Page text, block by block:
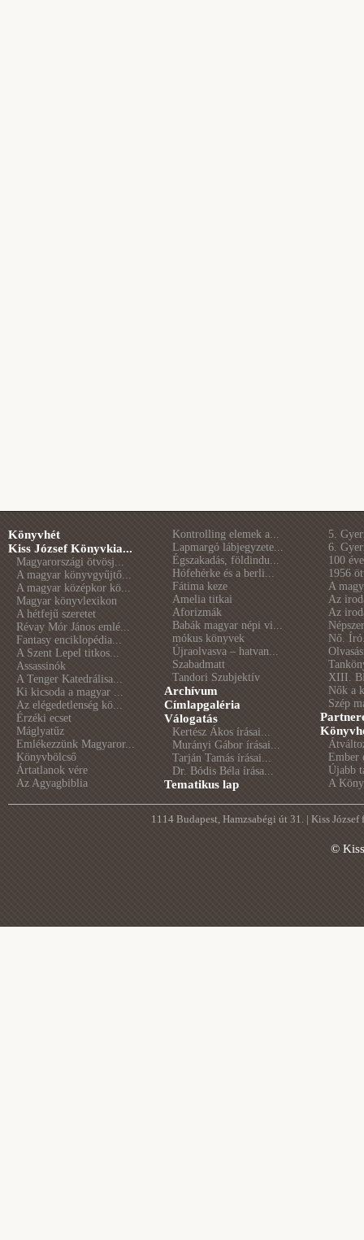
Könyvhét
Kiss József Könyvkia...
Magyarországi ötvösj...
A magyar könyvgyűjtő...
A magyar középkor kö...
Magyar könyvlexikon
A hétfejű szeretet
Révay Mór János emlé...
Fantasy enciklopédia...
A Szent Lepel titkos...
Assassinók
A Tenger Katedrálisa...
Ki kicsoda a magyar ...
Az elégedetlenség kö...
Érzéki ecset
Máglyatűz
Emlékezzünk Magyaror...
Könyvbölcső
Ártatlanok vére
Az Agyagbiblia
Kontrolling elemek a...
Lapmargó lábjegyzete...
Égszakadás, földindu...
Hófehérke és a berli...
Fátima keze
Amelia titkai
Aforizmák
Babák magyar népi vi...
mókus könyvek
Újraolvasva – hatvan...
Szabadmatt
Tandori Szubjektív
Archívum
Címlapgaléria
Válogatás
Kertész Ákos írásai...
Murányi Gábor írásai...
Tarján Tamás írásai...
Dr. Bódis Béla írása...
Tematikus lap
5.
6.
100
1956
A
Az
Az
Nő.
XIII.
Nők a
Szép
Ember
Újabb
A
1114 Budapest, Hamzsabégi út 31. | Kiss
©